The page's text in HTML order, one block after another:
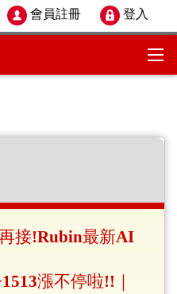
會員註冊 登入
接!Rubin最新AI
漲不停啦!!｜